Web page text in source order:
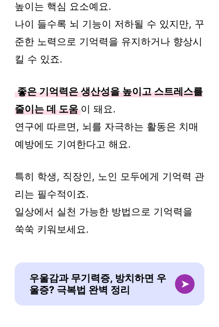
높이는 핵심 요소예요.
나이 들수록 뇌 기능이 저하될 수 있지만, 꾸
준한 노력으로 기억력을 유지하거나 향상시
킬 수 있죠.
좋은 기억력은 생산성을 높이고 스트레스를
줄이는 데 도움 이 돼요.
연구에 따르면, 뇌를 자극하는 활동은 치매
예방에도 기여한다고 해요.
특히 학생, 직장인, 노인 모두에게 기억력 관
리는 필수적이죠.
일상에서 실천 가능한 방법으로 기억력을
쑥쑥 키워보세요.
우울감과 무기력증, 방치하면 우
울증? 극복법 완벽 정리
➤